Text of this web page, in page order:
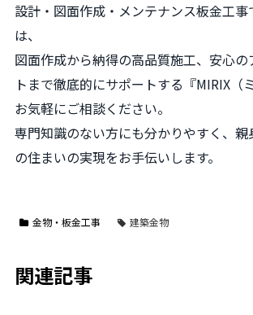
設計・図面作成・メンテナンス板金工
は、
図面作成から納得の高品質施工、安心の
トまで徹底的にサポートする『MIRIX（
お気軽にご相談ください。
専門知識のない方にも分かりやすく、親
の住まいの実現をお手伝いします。
金物・板金工事 建築金物
関連記事